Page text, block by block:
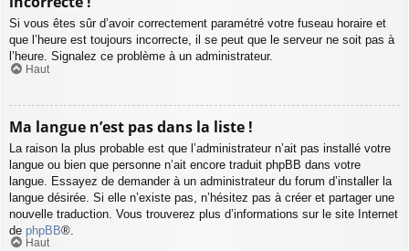
Si vous êtes sûr d’avoir correctement paramétré votre fuseau horaire et
que l’heure est toujours incorrecte, il se peut que le serveur ne soit pas à
l’heure. Signalez ce problème à un administrateur.
Haut
Ma langue n’est pas dans la liste !
La raison la plus probable est que l’administrateur n’ait pas installé votre
langue ou bien que personne n’ait encore traduit phpBB dans votre
langue. Essayez de demander à un administrateur du forum d’installer la
langue désirée. Si elle n’existe pas, n’hésitez pas à créer et partager une
nouvelle traduction. Vous trouverez plus d’informations sur le site Internet
de phpBB®.
Haut